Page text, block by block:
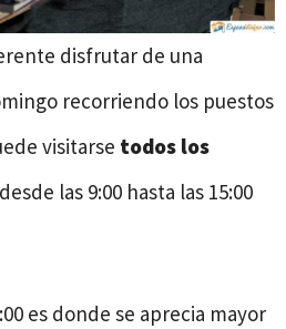
disfrutar de una
recorriendo los puestos
visitarse todos los
desde las 9:00 hasta las 15:00
es donde se aprecia mayor